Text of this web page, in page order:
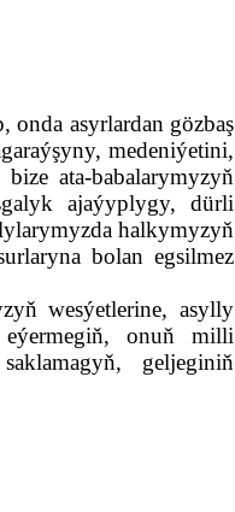
asyrlardan gözbaş
medeniýetini,
ata-babalarymyzyň
ajaýyplygy, dürli
halkymyzyň
bolan egsilmez
wesýetlerine, asylly
onuň milli
geljeginiň